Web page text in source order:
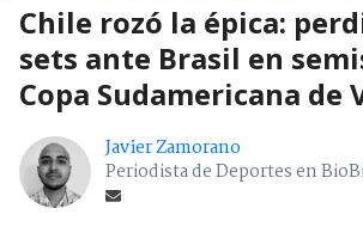
Chile rozó la épica:
sets ante Brasil en
Copa Sudamericana de
Javier Zamorano
Periodista de Deportes en